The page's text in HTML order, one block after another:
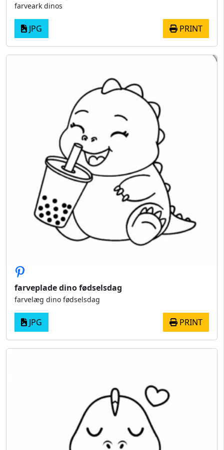
farveark dinos
JPG PRINT
farveplade dino fødselsdag
farvelæg dino fødselsdag
JPG PRINT